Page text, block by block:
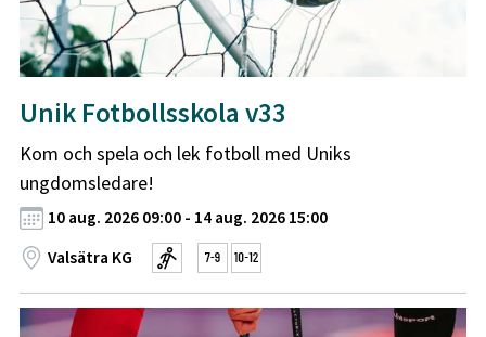
Unik Fotbollsskola v33
Kom och spela och lek fotboll med Uniks
ungdomsledare!
10 aug. 2026 09:00 - 14 aug. 2026 15:00
Valsätra KG